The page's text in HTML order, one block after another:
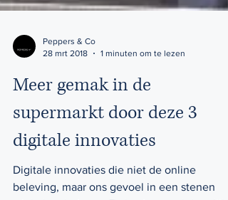
Peppers & Co
Meer gemak in de
supermarkt door deze 3
digitale innovaties